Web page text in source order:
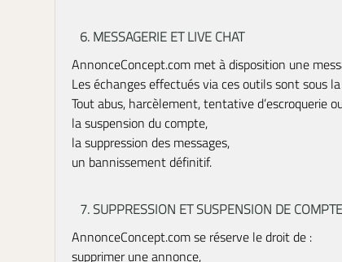
6. MESSAGERIE ET LIVE CHAT
AnnonceConcept.com met à disposition une
Les échanges effectués via ces outils sont sous la
Tout abus, harcèlement, tentative d’escroquerie
la suspension du compte,
la suppression des messages,
un bannissement définitif.
7. SUPPRESSION ET SUSPENSION DE COMPTE
AnnonceConcept.com se réserve le droit de :
supprimer une annonce,